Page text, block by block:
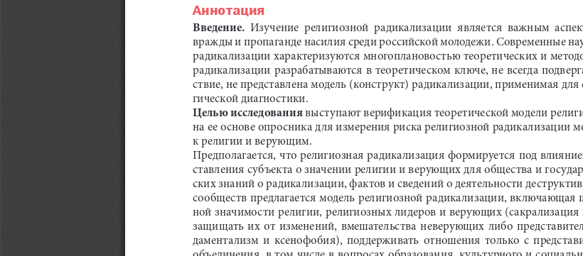
Введение.
Изучение  религиозной  радикализации  является  важным
вражды и пропаганде насилия среди российской молодежи. Современные
радикализации характеризуются многоплановостью теоретических и
радикализации  разрабатываются  в  теоретическом  ключе,  не  всегда
ствие, не представлена модель (конструкт) радикализации, применимая
гической диагностики.
Целью исследования выступают верификация теоретической модели
на ее основе опросника для измерения риска религиозной радикализации
к религии и верующим.
Предполагается, что религиозная радикализация формируется под
ставления субъекта о значении религии и верующих для общества и
ских знаний о радикализации, фактов и сведений о деятельности
сообществ предлагается модель религиозной радикализации,
ной значимости религии, религиозных лидеров и верующих
защищать  их  от  изменений,  вмешательства  неверующих  либо
даментализм  и  ксенофобия),  поддерживать  отношения  только  с
объединения, в том числе в вопросах образования, культурного и
Аннотация